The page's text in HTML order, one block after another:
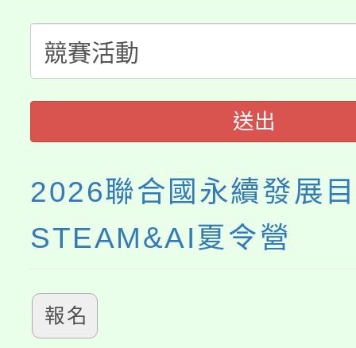
半價優惠，詳情可洽有
者。
份教師增能研習
份教師研習
淨零綠生活教案入校路
會
程
送出
2026聯合國永續發展
STEAM&AI夏令營
報名